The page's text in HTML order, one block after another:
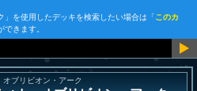
」を使用したデッキを検索したい場合は「このカ
できます。
オブリビオン・アーク